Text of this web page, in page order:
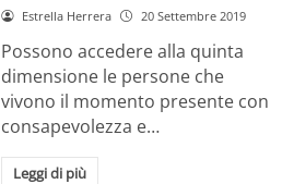
Estrella Herrera 20 Settembre 2019
Possono accedere alla quinta
dimensione le persone che
vivono il momento presente con
consapevolezza e…
Leggi di più